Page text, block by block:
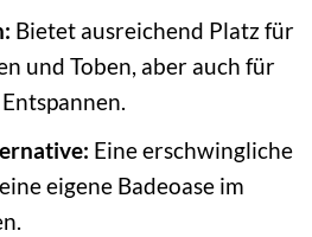
Bietet ausreichend Platz für
und Toben, aber auch für
Eine erschwingliche
eigene Badeoase im